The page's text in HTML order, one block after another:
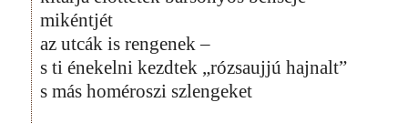
mikéntjét
az utcák is rengenek –
s ti énekelni kezdtek „rózsaujjú hajnalt”
s más homéroszi szlengeket